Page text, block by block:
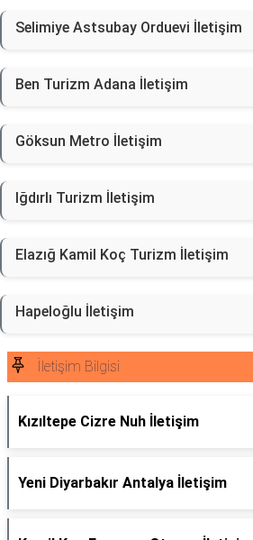
Selimiye Astsubay Orduevi İletişim
Ben Turizm Adana İletişim
Göksun Metro İletişim
Iğdırlı Turizm İletişim
Elazığ Kamil Koç Turizm İletişim
Hapeloğlu İletişim
İletişim Bilgisi
Kızıltepe Cizre Nuh İletişim
Yeni Diyarbakır Antalya İletişim